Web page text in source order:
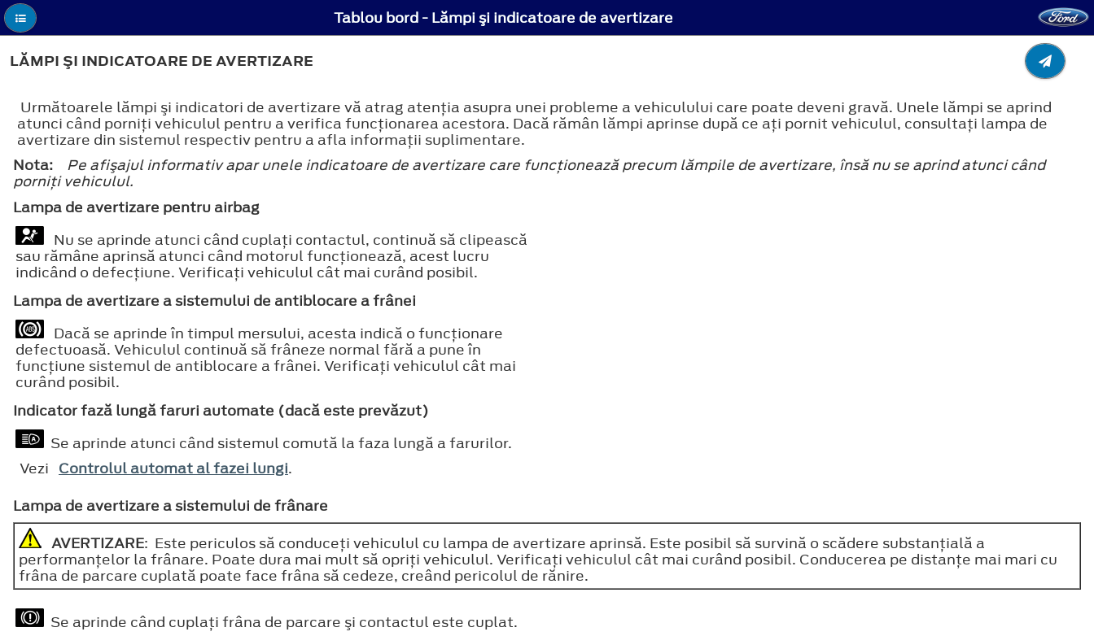
Tablou bord - Lămpi şi indicatoare de avertizare
LĂMPI ŞI INDICATOARE DE AVERTIZARE
Următoarele lămpi şi indicatori de avertizare vă atrag atenţia asupra unei probleme a vehiculului care poate deveni gravă. Unele lămpi se aprind
atunci când porniţi vehiculul pentru a verifica funcţionarea acestora. Dacă rămân lămpi aprinse după ce aţi pornit vehiculul, consultaţi lampa de
avertizare din sistemul respectiv pentru a afla informaţii suplimentare.
Nota:
Pe afişajul informativ apar unele indicatoare de avertizare care funcţionează precum lămpile de avertizare, însă nu se aprind atunci când
porniţi vehiculul.
Lampa de avertizare pentru airbag
Nu se aprinde atunci când cuplaţi contactul, continuă să clipească
sau rămâne aprinsă atunci când motorul funcţionează, acest lucru
indicând o defecţiune. Verificaţi vehiculul cât mai curând posibil.
Lampa de avertizare a sistemului de antiblocare a frânei
Dacă se aprinde în timpul mersului, acesta indică o funcţionare
defectuoasă. Vehiculul continuă să frâneze normal fără a pune în
funcţiune sistemul de antiblocare a frânei. Verificaţi vehiculul cât mai
curând posibil.
Indicator fază lungă faruri automate (dacă este prevăzut)
Se aprinde atunci când sistemul comută la faza lungă a farurilor.
Vezi Controlul automat al fazei lungi.
Lampa de avertizare a sistemului de frânare
AVERTIZARE: Este periculos să conduceţi vehiculul cu lampa de avertizare aprinsă. Este posibil să survină o scădere substanţială a
performanţelor la frânare. Poate dura mai mult să opriţi vehiculul. Verificaţi vehiculul cât mai curând posibil. Conducerea pe distanţe mai mari cu
frâna de parcare cuplată poate face frâna să cedeze, creând pericolul de rănire.
Se aprinde când cuplaţi frâna de parcare şi contactul este cuplat.